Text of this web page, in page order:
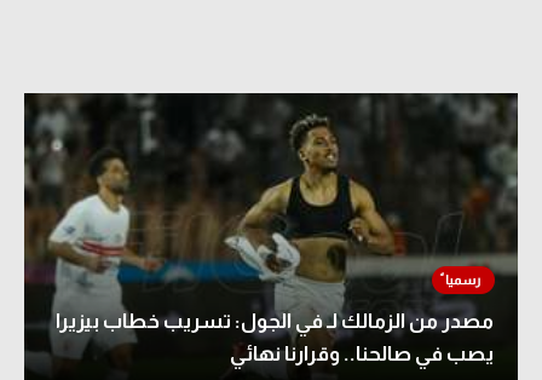
مصدر من الزمالك لـ في الجول: تسريب خطاب بيزيرا
يصب في صالحنا.. وقرارنا نهائي